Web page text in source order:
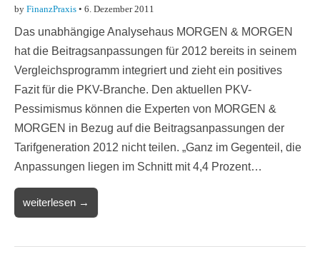
by FinanzPraxis • 6. Dezember 2011
Das unabhängige Analysehaus MORGEN & MORGEN
hat die Beitragsanpassungen für 2012 bereits in seinem
Vergleichsprogramm integriert und zieht ein positives
Fazit für die PKV-Branche. Den aktuellen PKV-
Pessimismus können die Experten von MORGEN &
MORGEN in Bezug auf die Beitragsanpassungen der
Tarifgeneration 2012 nicht teilen. „Ganz im Gegenteil, die
Anpassungen liegen im Schnitt mit 4,4 Prozent…
weiterlesen →